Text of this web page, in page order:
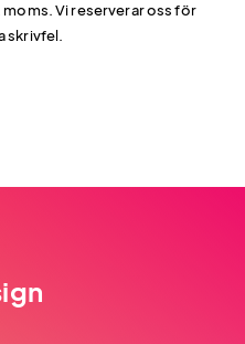
moms. Vi reserverar oss för
skrivfel.